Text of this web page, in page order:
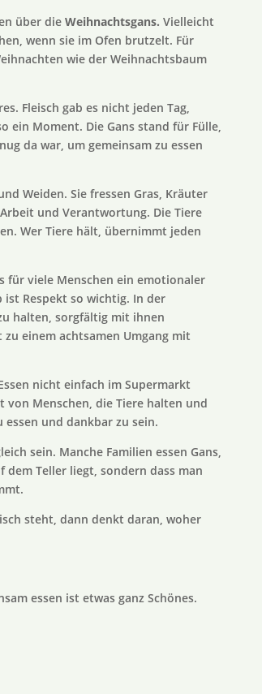
über die Weihnachtsgans. Vielleicht
wenn sie im Ofen brutzelt. Für
wie der Weihnachtsbaum
Fleisch gab es nicht jeden Tag,
ein Moment. Die Gans stand für Fülle,
da war, um gemeinsam zu essen
Weiden. Sie fressen Gras, Kräuter
und Verantwortung. Die Tiere
Wer Tiere hält, übernimmt jeden
für viele Menschen ein emotionaler
ist Respekt so wichtig. In der
halten, sorgfältig mit ihnen
einem achtsamen Umgang mit
nicht einfach im Supermarkt
Menschen, die Tiere halten und
und dankbar zu sein.
sein. Manche Familien essen Gans,
dem Teller liegt, sondern dass man
steht, dann denkt daran, woher
essen ist etwas ganz Schönes.